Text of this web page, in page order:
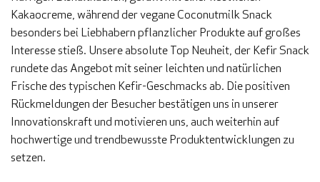
Kakaocreme, während der vegane Coconutmilk Snack
besonders bei Liebhabern pflanzlicher Produkte auf großes
Interesse stieß. Unsere absolute Top Neuheit, der Kefir Snack
rundete das Angebot mit seiner leichten und natürlichen
Frische des typischen Kefir-Geschmacks ab. Die positiven
Rückmeldungen der Besucher bestätigen uns in unserer
Innovationskraft und motivieren uns, auch weiterhin auf
hochwertige und trendbewusste Produktentwicklungen zu
setzen.